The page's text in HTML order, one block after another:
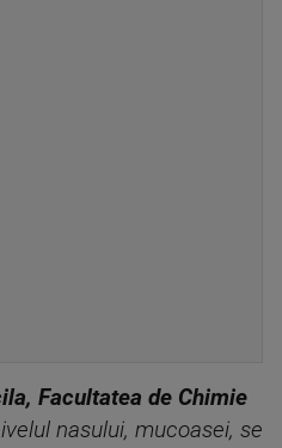
Facultatea de Chimie
nasului, mucoasei, se